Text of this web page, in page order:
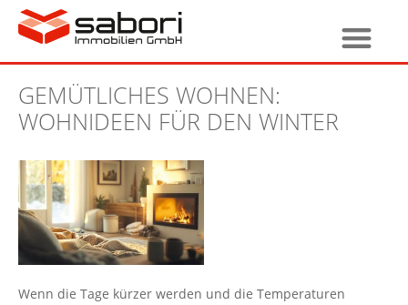
GEMÜTLICHES WOHNEN:
WOHNIDEEN FÜR DEN WINTER
Wenn die Tage kürzer werden und die Temperaturen